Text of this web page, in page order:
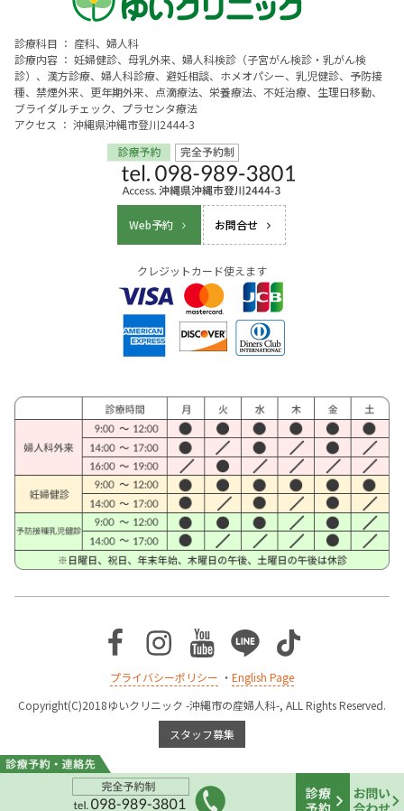
診療科目 ： 産科、婦人科
診療内容 ： 妊婦健診、母乳外来、婦人科検診（子宮がん検診・乳がん検
診）、漢方診療、婦人科診療、避妊相談、ホメオパシー、乳児健診、予防接
種、禁煙外来、更年期外来、点滴療法、栄養療法、不妊治療、生理日移動、
ブライダルチェック、プラセンタ療法
アクセス ： 沖縄県沖縄市登川2444-3
Web予約 お問合せ
クレジットカード使えます
Facebook
Instagram
Youtube
LineTikTok
プライバシーポリシー ・ English Page
Copyright(C)2018ゆいクリニック -沖縄市の産婦人科-, ALL Rights Reserved.
スタッフ募集